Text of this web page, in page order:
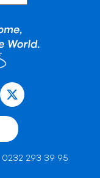
0232 293 39 95